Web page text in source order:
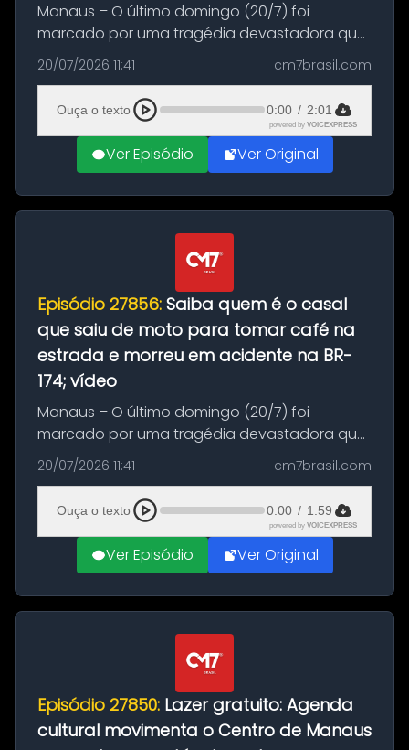
Manaus – O último domingo (20/7) foi
marcado por uma tragédia devastadora que
resultou na morte precoce de dois jovens na
BR-174, na zona rural de Manaus. Um passeio
com destino a um típico café regio...
20/07/2026 11:41 cm7brasil.com
Ouça o texto 0:00 / 2:01
powered by VOICEXPRESS
Ver Episódio Ver Original
Episódio 27856: Saiba quem é o casal
que saiu de moto para tomar café na
estrada e morreu em acidente na BR-
174; vídeo
Manaus – O último domingo (20/7) foi
marcado por uma tragédia devastadora que
resultou na morte precoce de dois jovens na
BR-174, na zona rural de Manaus. Um passeio
com destino a um típico café regio...
20/07/2026 11:41 cm7brasil.com
Ouça o texto 0:00 / 1:59
powered by VOICEXPRESS
Ver Episódio Ver Original
Episódio 27850: Lazer gratuito: Agenda
cultural movimenta o Centro de Manaus